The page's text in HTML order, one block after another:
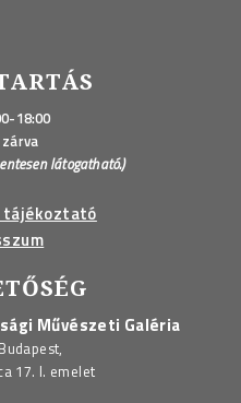
18:00
látogatható.)
tájékoztató
Művészeti Galéria
17. I. emelet